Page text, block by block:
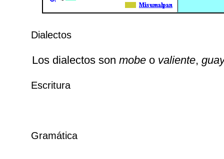
Dialectos
Los dialectos son mobe o valiente,
Escritura
Gramática